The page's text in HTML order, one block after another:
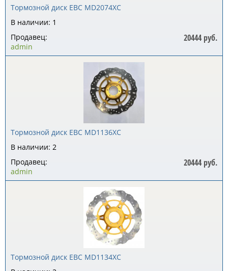
Тормозной диск EBC MD2074XC
В наличии: 1
20444 руб.
Продавец:
admin
Тормозной диск EBC MD1136XC
В наличии: 2
20444 руб.
Продавец:
admin
Тормозной диск EBC MD1134XC